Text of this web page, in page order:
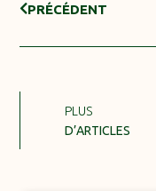
PRÉCÉDENT
PLUS
D’ARTICLES